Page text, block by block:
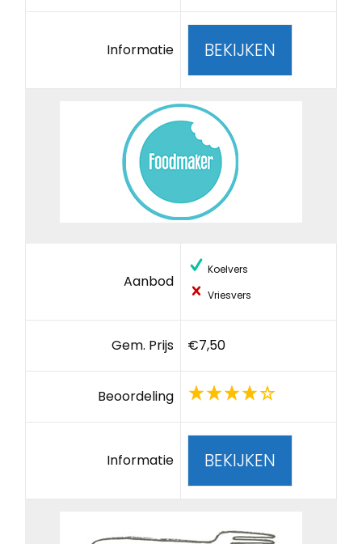
Informatie BEKIJKEN
Aanbod
Koelvers
Vriesvers
Gem. Prijs €7,50
Beoordeling
Informatie BEKIJKEN